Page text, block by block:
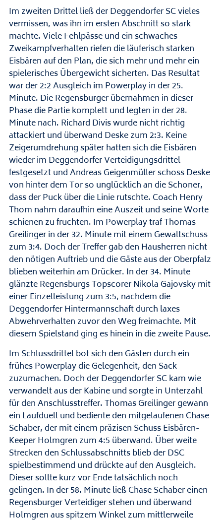
Im zweiten Drittel ließ der Deggendorfer SC vieles
vermissen, was ihn im ersten Abschnitt so stark
machte. Viele Fehlpässe und ein schwaches
Zweikampfverhalten riefen die läuferisch starken
Eisbären auf den Plan, die sich mehr und mehr ein
spielerisches Übergewicht sicherten. Das Resultat
war der 2:2 Ausgleich im Powerplay in der 25.
Minute. Die Regensburger übernahmen in dieser
Phase die Partie komplett und legten in der 28.
Minute nach. Richard Divis wurde nicht richtig
attackiert und überwand Deske zum 2:3. Keine
Zeigerumdrehung später hatten sich die Eisbären
wieder im Deggendorfer Verteidigungsdrittel
festgesetzt und Andreas Geigenmüller schoss Deske
von hinter dem Tor so unglücklich an die Schoner,
dass der Puck über die Linie rutschte. Coach Henry
Thom nahm daraufhin eine Auszeit und seine Worte
schienen zu fruchten. Im Powerplay traf Thomas
Greilinger in der 32. Minute mit einem Gewaltschuss
zum 3:4. Doch der Treffer gab den Hausherren nicht
den nötigen Auftrieb und die Gäste aus der Oberpfalz
blieben weiterhin am Drücker. In der 34. Minute
glänzte Regensburgs Topscorer Nikola Gajovsky mit
einer Einzelleistung zum 3:5, nachdem die
Deggendorfer Hintermannschaft durch laxes
Abwehrverhalten zuvor den Weg freimachte. Mit
diesem Spielstand ging es hinein in die zweite Pause.
Im Schlussdrittel bot sich den Gästen durch ein
frühes Powerplay die Gelegenheit, den Sack
zuzumachen. Doch der Deggendorfer SC kam wie
verwandelt aus der Kabine und sorgte in Unterzahl
für den Anschlusstreffer. Thomas Greilinger gewann
ein Laufduell und bediente den mitgelaufenen Chase
Schaber, der mit einem präzisen Schuss Eisbären-
Keeper Holmgren zum 4:5 überwand. Über weite
Strecken den Schlussabschnitts blieb der DSC
spielbestimmend und drückte auf den Ausgleich.
Dieser sollte kurz vor Ende tatsächlich noch
gelingen. In der 58. Minute ließ Chase Schaber einen
Regensburger Verteidiger stehen und überwand
Holmgren aus spitzem Winkel zum mittlerweile